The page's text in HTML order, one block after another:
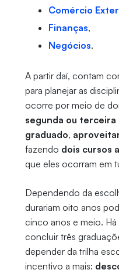
Comércio
Finanças,
Negócios.
A partir daí, contam
para planejar as
ocorre por meio de
segunda ou terceira
graduado,
fazendo dois cursos
que eles ocorram em
Dependendo da
durariam oito anos
cinco anos e meio. Há
concluir três
depender da trilha
incentivo a mais: